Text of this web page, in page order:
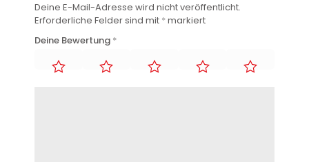
Deine E-Mail-Adresse wird nicht veröffentlicht.
Erforderliche Felder sind mit *markiert
Deine Bewertung *